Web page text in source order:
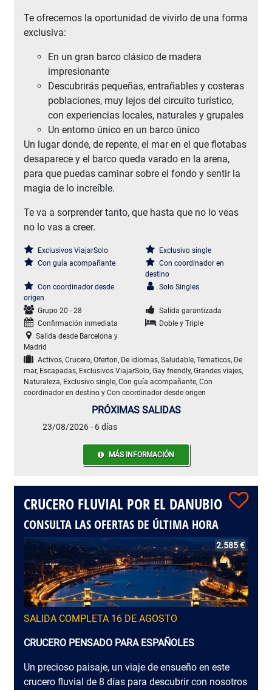
Te ofrecemos la oportunidad de vivirlo de una forma
exclusiva:
En un gran barco clásico de madera
impresionante
Descubrirás pequeñas, entrañables y costeras
poblaciones, muy lejos del circuito turístico,
con experiencias locales, naturales y grupales
Un entorno único en un barco único
Un lugar donde, de repente, el mar en el que flotabas
desaparece y el barco queda varado en la arena,
para que puedas caminar sobre el fondo y sentir la
magia de lo increíble.
Te va a sorprender tanto, que hasta que no lo veas
no lo vas a creer.
Exclusivos ViajarSolo
Exclusivo single
Con guía acompañante
Con coordinador en
destino
Con coordinador desde
origen
Solo Singles
Grupo 20 - 28
Salida garantizada
Confirmación inmediata
Doble y Triple
Salida desde Barcelona y
Madrid
Activos, Crucero, Oferton, De idiomas, Saludable, Tematicos, De
mar, Escapadas, Exclusivos ViajarSolo, Gay friendly, Grandes viajes,
Naturaleza, Exclusivo single, Con guía acompañante, Con
coordinador en destino y Con coordinador desde origen
PRÓXIMAS SALIDAS
23/08/2026 - 6 días
MÁS INFORMACIÓN
CRUCERO FLUVIAL POR EL DANUBIO
CONSULTA LAS OFERTAS DE ÚLTIMA HORA
2.585 €
SALIDA COMPLETA 16 DE AGOSTO
CRUCERO PENSADO PARA ESPAÑOLES
Un precioso paisaje, un viaje de ensueño en este
crucero fluvial de 8 días para descubrir con nosotros